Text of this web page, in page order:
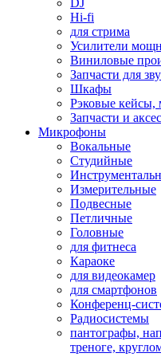
DJ
Hi-fi
для стрима
Усилители
Виниловые
Запчасти для
Шкафы
Рэковые кейсы,
Запчасти и
Микрофоны
Вокальные
Студийные
Измерительные
Подвесные
Петличные
Головные
для фитнеса
Караоке
для видеокамер
для смартфонов
Конференц-
Радиосистемы
пантографы,
треноге,